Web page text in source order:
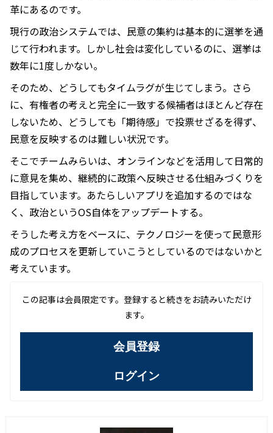
革にあるのです。
現行の政治システムでは、民意の集約は基本的に選挙を通
じて行われます。しかし社会は変化しているのに、選挙は
数年に1度しかない。
そのため、どうしてもタイムラグが生じてしまう。さら
に、有権者の考えと完全に一致する候補者はほとんど存在
しないため、どうしても「期待感」で投票せざるを得ず、
民意を反映するのは難しい状況です。
そこでチームみらいは、オンラインなどを活用して日常的
に意見を集め、継続的に政策へ反映させる仕組みづくりを
目指しています。あたらしいアプリを追加するのではな
く、政治というOS自体をアップデートする。
そうした考え方をベースに、テクノロジーを使って民意形
成のプロセスを更新していこうとしているのではないかと
考えています。
この記事は会員限定です。登録すると続きをお読みいただけ
ます。
会員登録
ログイン